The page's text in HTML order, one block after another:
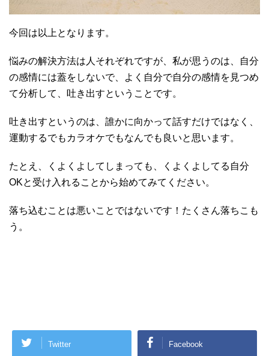
今回は以上となります。
悩みの解決方法は人それぞれですが、私が思うのは、自分
の感情には蓋をしないで、よく自分で自分の感情を見つめ
て分析して、吐き出すということです。
吐き出すというのは、誰かに向かって話すだけではなく、
運動するでもカラオケでもなんでも良いと思います。
たとえ、くよくよしてしまっても、くよくよしてる自分
OKと受け入れることから始めてみてください。
落ち込むことは悪いことではないです！たくさん落ちこも
う。
Twitter Facebook